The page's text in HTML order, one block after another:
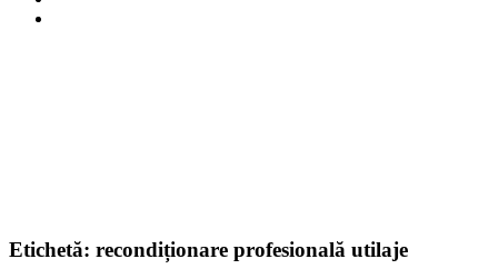
Etichetă: recondiționare profesională utilaje